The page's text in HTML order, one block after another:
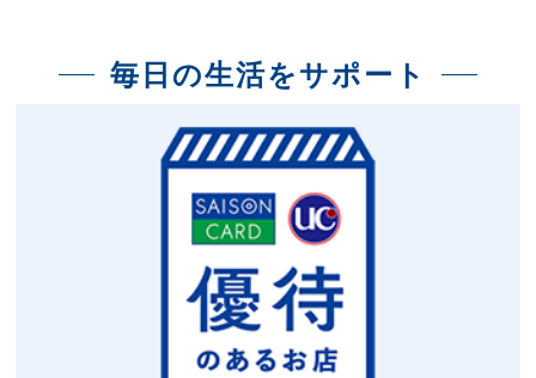
毎日の生活をサポート